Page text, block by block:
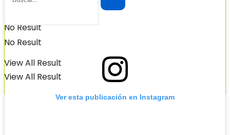
No Result
View All Result
No Result
View All Result
Ver esta publicación en Instagram